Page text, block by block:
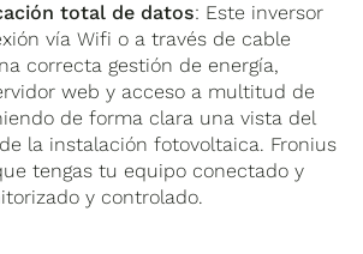
total de datos: Este inversor
vía Wifi o a través de cable
correcta gestión de energía,
web y acceso a multitud de
de forma clara una vista del
la instalación fotovoltaica. Fronius
tengas tu equipo conectado y
y controlado.